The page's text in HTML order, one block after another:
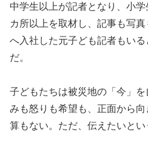
中学生以上が記者となり、小
カ所以上を取材し、記事も写
へ入社した元子ども記者もい
だ。
子どもたちは被災地の「今」
みも怒りも希望も、正面から
算もない。ただ、伝えたいとい